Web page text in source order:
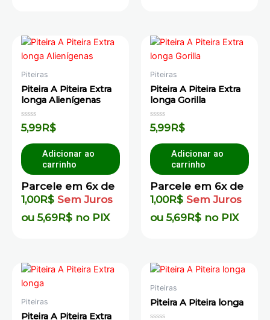
Piteiras
Piteira A Piteira Extra
longa Alienígenas
Avaliação
0
5
5,99R$
Adicionar ao
carrinho
Parcele em 6x de
1,00R$ Sem Juros
ou 5,69R$ no PIX
Piteiras
Piteira A Piteira Extra
longa Gorilla
Avaliação
0
5
5,99R$
Adicionar ao
carrinho
Parcele em 6x de
1,00R$ Sem Juros
ou 5,69R$ no PIX
Piteiras
Piteira A Piteira Extra
Piteiras
Piteira A Piteira longa